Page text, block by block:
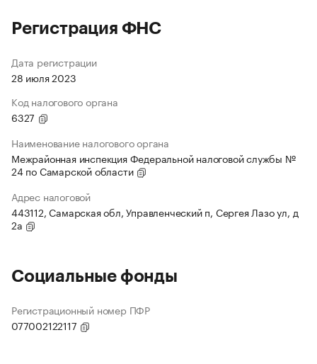
Регистрация ФНС
Дата регистрации
28 июля 2023
Код налогового органа
6327
Наименование налогового органа
Межрайонная инспекция Федеральной налоговой службы №
24 по Самарской области
Адрес налоговой
443112, Самарская обл, Управленческий п, Сергея Лазо ул, д
2а
Социальные фонды
Регистрационный номер ПФР
077002122117